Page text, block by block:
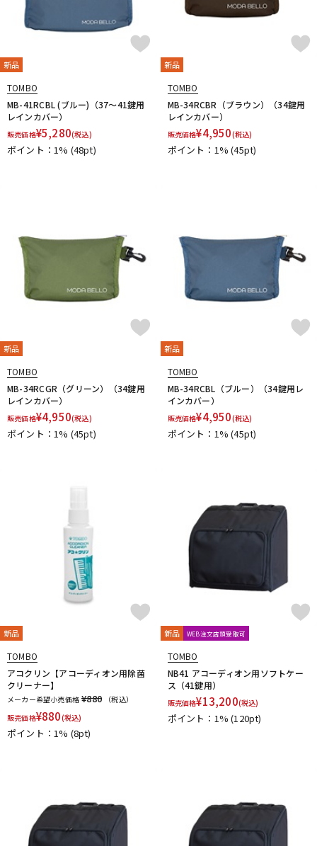
新品
TOMBO
MB-41RCBL (ブルー)（37～41鍵用
レインカバー）
販売価格¥5,280(税込)
ポイント：1% (48pt)
新品
TOMBO
MB-34RCBR（ブラウン）（34鍵用
レインカバー）
販売価格¥4,950(税込)
ポイント：1%(45pt)
新品
TOMBO
MB-34RCGR（グリーン）（34鍵用
レインカバー）
販売価格¥4,950(税込)
ポイント：1% (45pt)
新品
TOMBO
MB-34RCBL（ブルー）（34鍵用レ
インカバー）
販売価格¥4,950(税込)
ポイント：1%(45pt)
新品
TOMBO
アコクリン【アコーディオン用除菌
クリーナー】
メーカー希望小売価格 ¥880
（税込）
販売価格¥880(税込)
ポイント：1% (8pt)
新品 WEB注文店頭受取可
TOMBO
NB41 アコーディオン用ソフトケー
ス（41鍵用）
販売価格¥13,200(税込)
ポイント：1%(120pt)